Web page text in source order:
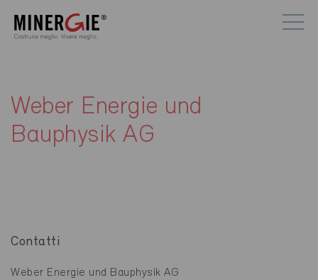
Weber Energie und
Bauphysik AG
Contatti
Weber Energie und Bauphysik AG